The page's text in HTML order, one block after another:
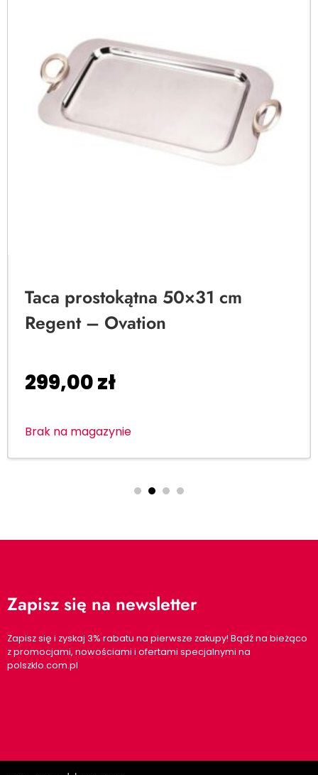
Taca prostokątna 50×31 cm
Regent – Ovation
299,00zł
Brak na magazynie
Zapisz się na newsletter
Zapisz się i zyskaj 3% rabatu na pierwsze zakupy! Bądź na bieżąco
z promocjami, nowościami i ofertami specjalnymi na
polszklo.com.pl